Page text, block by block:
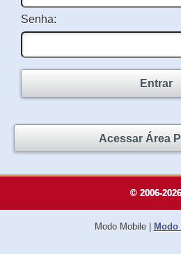
Senha:
Entrar
Acessar Área
© 2006-2026
Modo Mobile| Modo